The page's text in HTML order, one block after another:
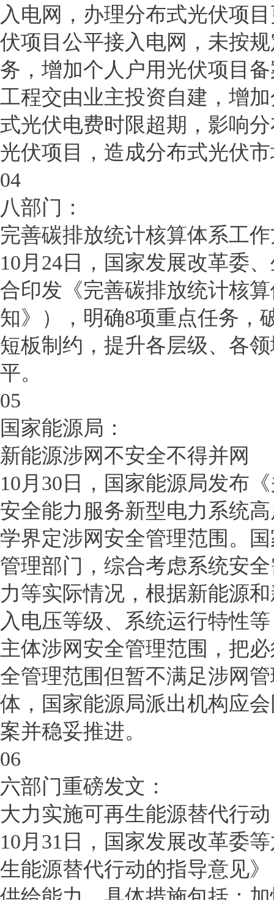
入电网，办理分布式光伏项
伏项目公平接入电网，未按
务，增加个人户用光伏项目
工程交由业主投资自建，增
式光伏电费时限超期，影响
光伏项目，造成分布式光伏
04
八部门：
完善碳排放统计核算体系工
10月24日，国家发展改革委
合印发《完善碳排放统计核
知》），明确8项重点任务，
短板制约，提升各层级、各
平。
05
国家能源局：
新能源涉网不安全不得并网
10月30日，国家能源局发布
安全能力服务新型电力系统
学界定涉网安全管理范围。
管理部门，综合考虑系统安
力等实际情况，根据新能源
入电压等级、系统运行特性
主体涉网安全管理范围，把
全管理范围但暂不满足涉网
体，国家能源局派出机构应
案并稳妥推进。
06
六部门重磅发文：
大力实施可再生能源替代行动
10月31日，国家发展改革委
生能源替代行动的指导意见